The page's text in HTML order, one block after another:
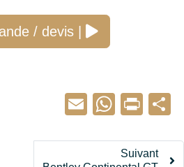
/ devis |
Email
Suivant